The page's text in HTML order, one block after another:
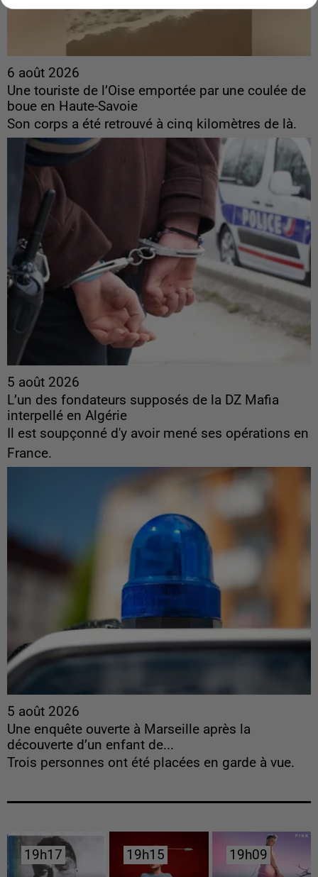
6 août 2026
Une touriste de l’Oise emportée par une coulée de
boue en Haute-Savoie
Son corps a été retrouvé à cinq kilomètres de là.
5 août 2026
L’un des fondateurs supposés de la DZ Mafia
interpellé en Algérie
Il est soupçonné d'y avoir mené ses opérations en
France.
5 août 2026
Une enquête ouverte à Marseille après la
découverte d’un enfant de...
Trois personnes ont été placées en garde à vue.
19h17
19h17 19h15
19h15 19h09
19h09